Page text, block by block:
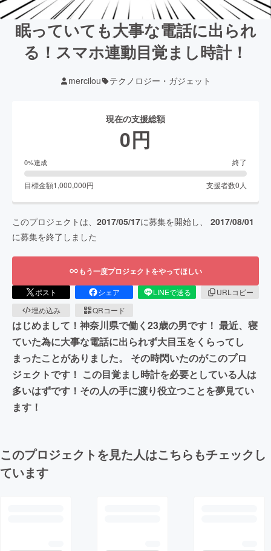
眠っていても大事な電話に出られ
る！スマホ連動目覚まし時計！
mercilou テクノロジー・ガジェット
現在の支援総額
0円
0%達成 終了
目標金額1,000,000円 支援者数0 人
このプロジェクトは、 2017/05/17に募集を開始し、 2017/08/01
に募集を終了しました
もう一度プロジェクトをやってほしい
ポスト シェア LINEで送る
URLコピー
埋め込み
QRコード
はじめまして！神奈川県で働く23歳の男です！ 最近、寝
ていた為に大事な電話に出られず大目玉をくらってし
まったことがありました。 その時閃いたのがこのプロ
ジェクトです！ この目覚まし時計を必要としている人は
多いはずです！その人の手に渡り役立つことを夢見てい
ます！
このプロジェクトを見た人はこちらもチェックし
ています